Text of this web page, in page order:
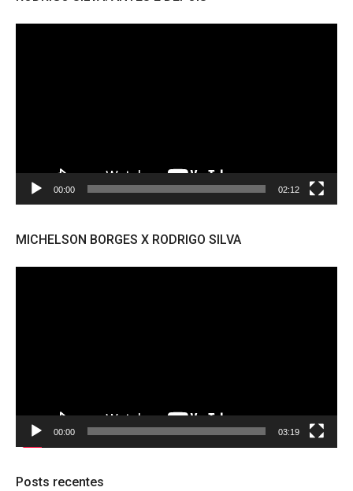
00:00 02:12
MICHELSON BORGES X RODRIGO SILVA
00:00 03:19
Posts recentes